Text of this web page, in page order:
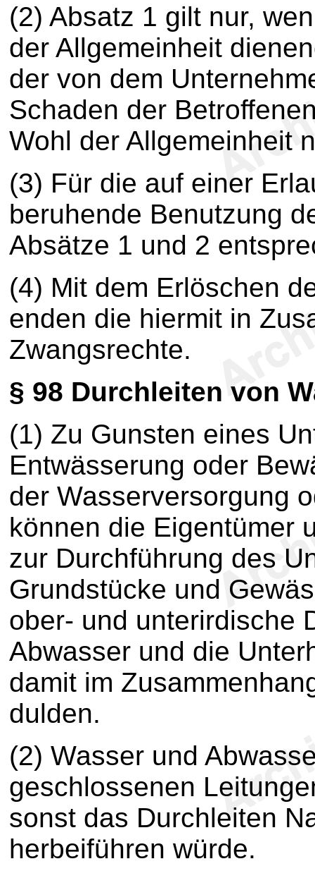
(2) Absatz 1 gilt nur,
der Allgemeinheit
der von dem
Schaden der
Wohl der Allgemeinheit
(3) Für die auf einer
beruhende Benutzung
Absätze 1 und 2
(4) Mit dem Erlöschen
enden die hiermit in
Zwangsrechte.
§ 98 Durchleiten von
(1) Zu Gunsten eines
Entwässerung oder
der Wasserversorgung
können die Eigentümer
zur Durchführung des
Grundstücke und
ober- und unterirdische
Abwasser und die
damit im
dulden.
(2) Wasser und
geschlossenen
sonst das Durchleiten
herbeiführen würde.